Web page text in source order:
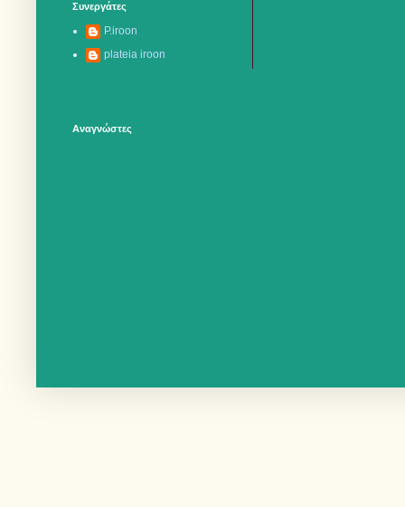
Συνεργάτες
P.iroon
plateia iroon
Αναγνώστες